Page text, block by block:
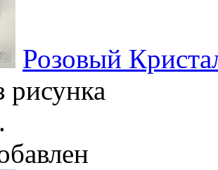
Розовый